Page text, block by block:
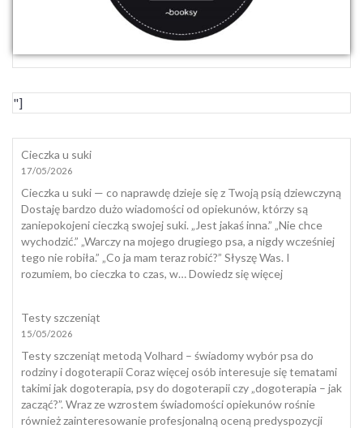
"]
Cieczka u suki
17/05/2026
Cieczka u suki — co naprawdę dzieje się z Twoją psią dziewczyną
Dostaję bardzo dużo wiadomości od opiekunów, którzy są
zaniepokojeni cieczką swojej suki. „Jest jakaś inna.” „Nie chce
wychodzić.” „Warczy na mojego drugiego psa, a nigdy wcześniej
tego nie robiła.” „Co ja mam teraz robić?” Słyszę Was. I
rozumiem, bo cieczka to czas, w…Dowiedz się więcej:
Testy szczeniąt
15/05/2026
Testy szczeniąt metodą Volhard – świadomy wybór psa do
rodziny i dogoterapii Coraz więcej osób interesuje się tematami
takimi jak dogoterapia, psy do dogoterapii czy „dogoterapia – jak
zacząć?”. Wraz ze wzrostem świadomości opiekunów rośnie
również zainteresowanie profesjonalną oceną predyspozycji